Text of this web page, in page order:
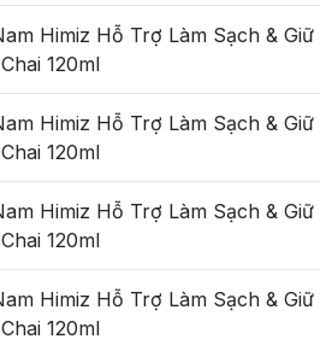
Himiz Hỗ Trợ Làm Sạch & Giữ
120ml
Himiz Hỗ Trợ Làm Sạch & Giữ
120ml
Himiz Hỗ Trợ Làm Sạch & Giữ
120ml
Himiz Hỗ Trợ Làm Sạch & Giữ
120ml